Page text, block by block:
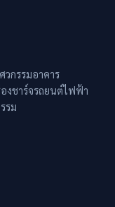
กรรมอาคาร
งชาร์จรถยนต์ไฟฟ้า
รม